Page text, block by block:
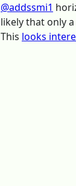
@addssmi1
likely that only
This looks